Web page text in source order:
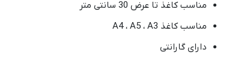
مناسب کاغذ تا عرض 30 سانتی متر
مناسب کاغذ A4 ، A5 ، A3
دارای گارانتی